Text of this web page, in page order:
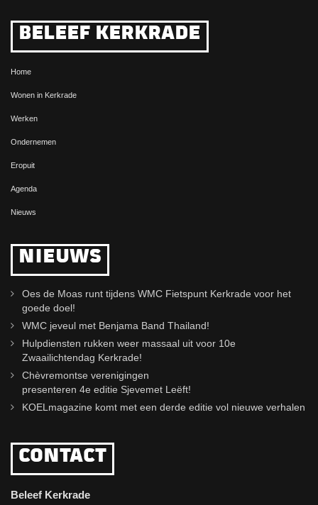
BELEEF KERKRADE
Home
Wonen in Kerkrade
Werken
Ondernemen
Eropuit
Agenda
Nieuws
NIEUWS
Oes de Moas runt tijdens WMC Fietspunt Kerkrade voor het
goede doel!
WMC jeveul met Benjama Band Thailand!
Hulpdiensten rukken weer massaal uit voor 10e
Zwaailichtendag Kerkrade!
Chèvremontse verenigingen
presenteren 4e editie Sjevemet Leëft!
KOELmagazine komt met een derde editie vol nieuwe verhalen
CONTACT
Beleef Kerkrade